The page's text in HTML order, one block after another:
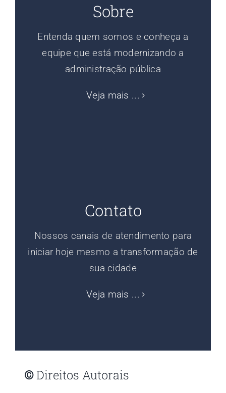
Sobre
Entenda quem somos e conheça a
equipe que está modernizando a
administração pública
Veja mais ...
Contato
Nossos canais de atendimento para
iniciar hoje mesmo a transformação de
sua cidade
Veja mais ...
©Direitos Autorais